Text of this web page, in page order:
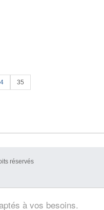
à vos besoins.
35
réservés